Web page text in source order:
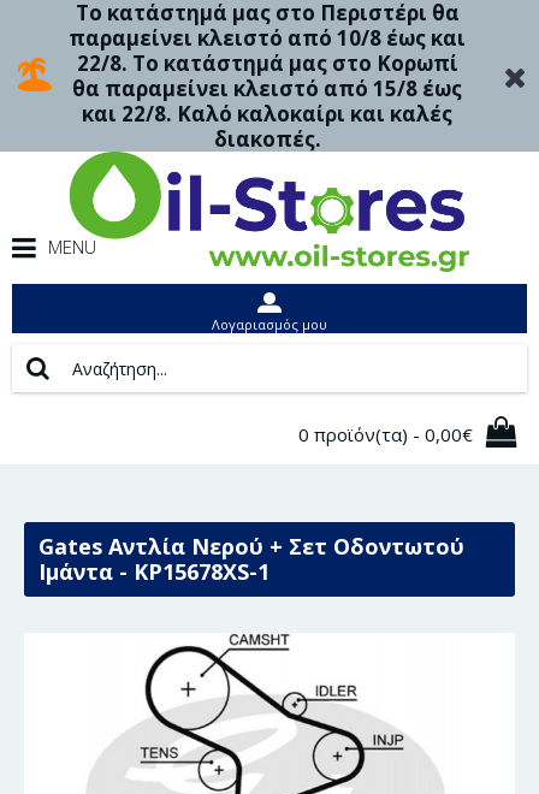
Το κατάστημά μας στο Περιστέρι θα
παραμείνει κλειστό από 10/8 έως και
22/8. Το κατάστημά μας στο Κορωπί
θα παραμείνει κλειστό από 15/8 έως
και 22/8. Καλό καλοκαίρι και καλές
διακοπές.
MENU
Λογαριασμός μου
0 προϊόν(τα) - 0,00€
Gates Αντλία Νερού + Σετ Οδοντωτού
Ιμάντα - KP15678XS-1